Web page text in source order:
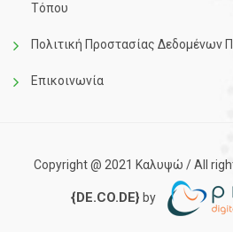
Τόπου
Πολιτική Προστασίας Δεδομένων
Επικοινωνία
Copyright @ 2021 Καλυψώ / All
{DE.CO.DE} by